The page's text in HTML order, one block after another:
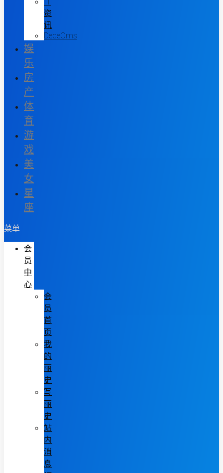
资
讯
DedeCms
娱
乐
房
产
体
育
游
戏
美
女
星
座
菜单
会
员
中
心
会
员
首
页
我
的
丽
史
写
丽
史
站
内
消
息